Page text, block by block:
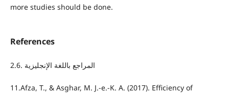
more studies should be done.
References
2.6. المراجع باللغة الإنجليزية
11.Afza, T., & Asghar, M. J.-e.-K. A. (2017). Efficiency of